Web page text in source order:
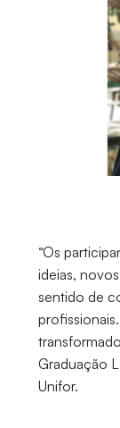
“Os
ideias,
sentido de
Graduação
Unifor.